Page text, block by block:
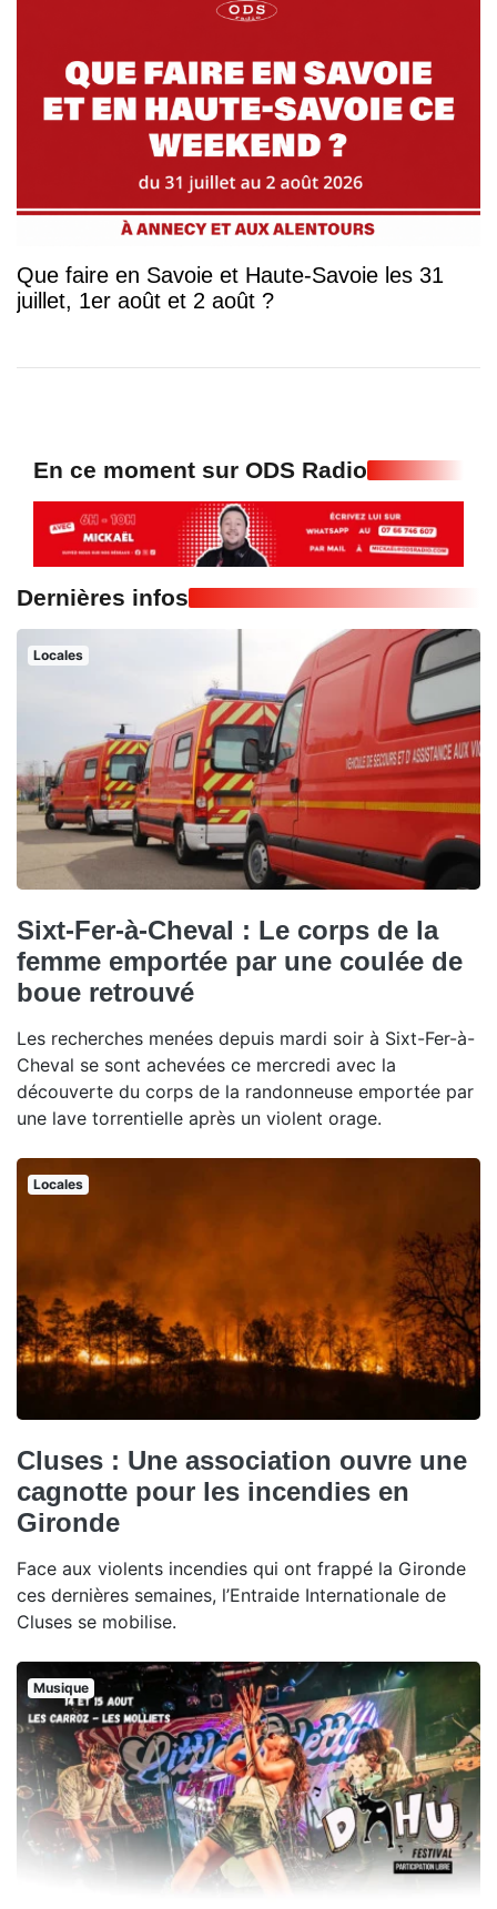
Que faire en Savoie et Haute-Savoie les 31
juillet, 1er août et 2 août ?
En ce moment sur ODS Radio
Dernières infos
Locales
Sixt-Fer-à-Cheval : Le corps de la
femme emportée par une coulée de
boue retrouvé
Les recherches menées depuis mardi soir à Sixt-Fer-à-
Cheval se sont achevées ce mercredi avec la
découverte du corps de la randonneuse emportée par
une lave torrentielle après un violent orage.
Locales
Cluses : Une association ouvre une
cagnotte pour les incendies en
Gironde
Face aux violents incendies qui ont frappé la Gironde
ces dernières semaines, l’Entraide Internationale de
Cluses se mobilise.
Musique